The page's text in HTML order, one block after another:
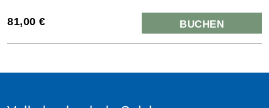
81,00 € BUCHEN